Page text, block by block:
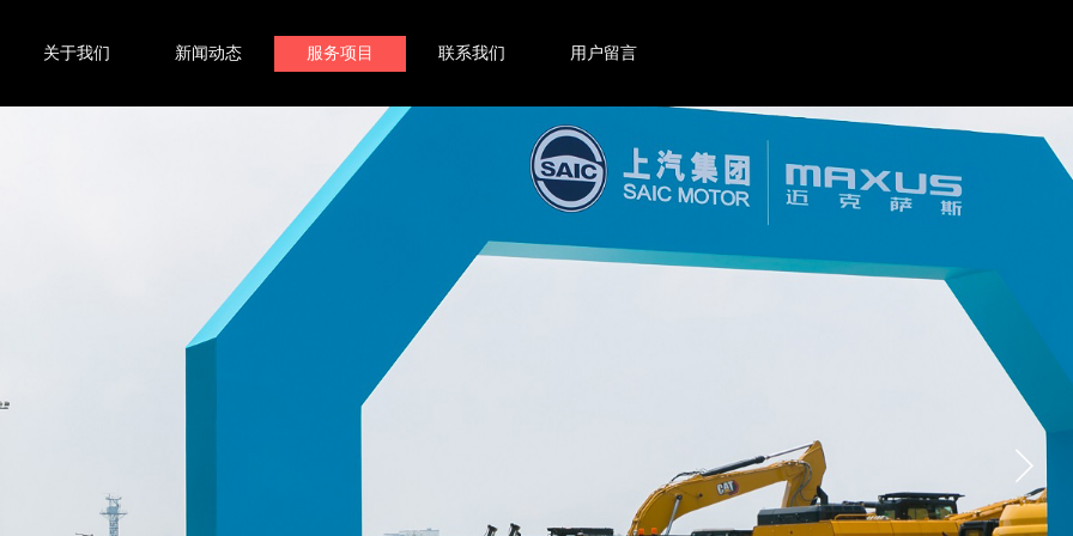
关于我们 新闻动态 服务项目 联系我们 用户留言